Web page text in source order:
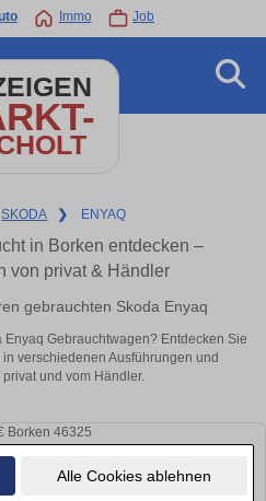
Alle Cookies ablehnen
Immo Job
SKODA ❯ ENYAQ
in Borken entdecken –
von privat & Händler
gebrauchten Skoda Enyaq
Gebrauchtwagen? Entdecken Sie
verschiedenen Ausführungen und
und vom Händler.